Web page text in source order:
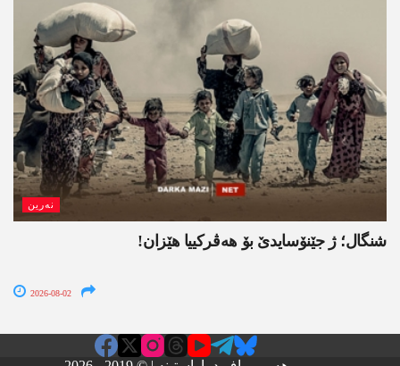
نەرین
شنگال؛ ژ جێنۆسایدێ بۆ هەڤرکییا هێزان!
2026-08-02